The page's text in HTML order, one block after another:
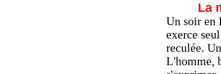
La
Un soir en
exerce
reculée.
L'homme,